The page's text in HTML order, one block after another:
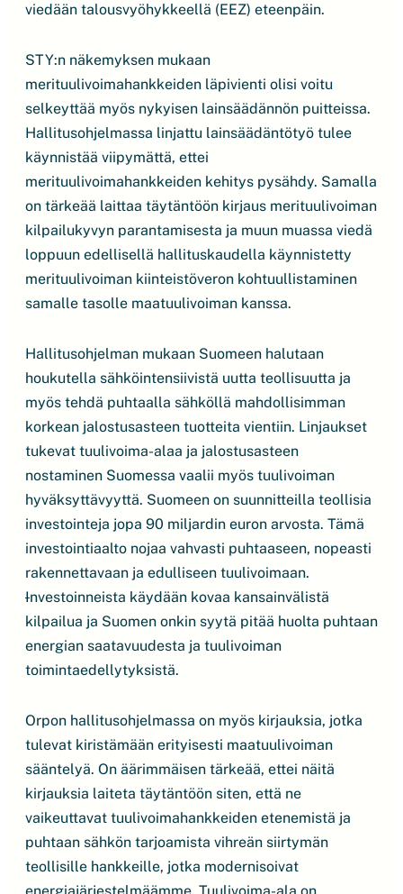
viedään talousvyöhykkeellä (EEZ) eteenpäin.
STY:n näkemyksen mukaan
merituulivoimahankkeiden läpivienti olisi voitu
selkeyttää myös nykyisen lainsäädännön puitteissa.
Hallitusohjelmassa linjattu lainsäädäntötyö tulee
käynnistää viipymättä, ettei
merituulivoimahankkeiden kehitys pysähdy. Samalla
on tärkeää laittaa täytäntöön kirjaus merituulivoiman
kilpailukyvyn parantamisesta ja muun muassa viedä
loppuun edellisellä hallituskaudella käynnistetty
merituulivoiman kiinteistöveron kohtuullistaminen
samalle tasolle maatuulivoiman kanssa.
Hallitusohjelman mukaan Suomeen halutaan
houkutella sähköintensiivistä uutta teollisuutta ja
myös tehdä puhtaalla sähköllä mahdollisimman
korkean jalostusasteen tuotteita vientiin. Linjaukset
tukevat tuulivoima-alaa ja jalostusasteen
nostaminen Suomessa vaalii myös tuulivoiman
hyväksyttävyyttä. Suomeen on suunnitteilla teollisia
investointeja jopa 90 miljardin euron arvosta. Tämä
investointiaalto nojaa vahvasti puhtaaseen, nopeasti
rakennettavaan ja edulliseen tuulivoimaan.
Investoinneista käydään kovaa kansainvälistä
kilpailua ja Suomen onkin syytä pitää huolta puhtaan
energian saatavuudesta ja tuulivoiman
toimintaedellytyksistä.
Orpon hallitusohjelmassa on myös kirjauksia, jotka
tulevat kiristämään erityisesti maatuulivoiman
sääntelyä. On äärimmäisen tärkeää, ettei näitä
kirjauksia laiteta täytäntöön siten, että ne
vaikeuttavat tuulivoimahankkeiden etenemistä ja
puhtaan sähkön tarjoamista vihreän siirtymän
teollisille hankkeille, jotka modernisoivat